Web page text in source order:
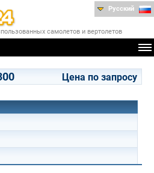
самолетов и вертолетов
Русский
Цена по запросу